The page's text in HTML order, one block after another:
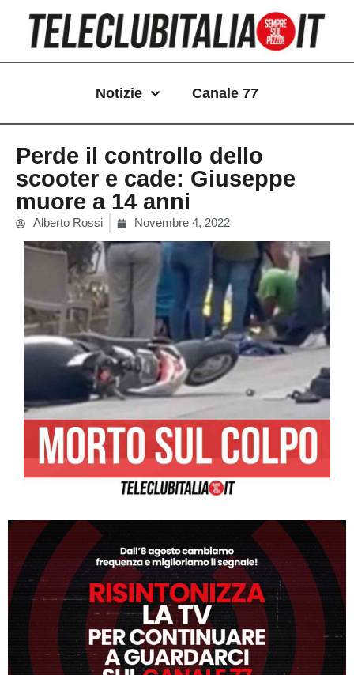
contenuto
Notizie Canale 77
Perde il controllo dello
scooter e cade: Giuseppe
muore a 14 anni
Alberto Rossi Novembre 4, 2022